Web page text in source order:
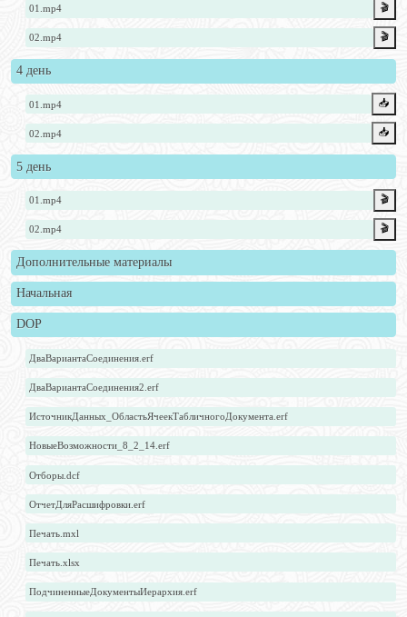
01.mp4 🎬
02.mp4 🎬
4 день
01.mp4 📥️
02.mp4 📥️
5 день
01.mp4 🎬
02.mp4 🎬
Дополнительные материалы
Начальная
DOP
ДваВариантаСоединения.erf
ДваВариантаСоединения2.erf
ИсточникДанных_ОбластьЯчеекТабличногоДокумента.erf
НовыеВозможности_8_2_14.erf
Отборы.dcf
ОтчетДляРасшифровки.erf
Печать.mxl
Печать.xlsx
ПодчиненныеДокументыИерархия.erf